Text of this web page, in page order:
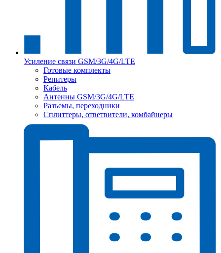
Усиление связи GSM/3G/4G/LTE
Готовые комплекты
Репитеры
Кабель
Антенны GSM/3G/4G/LTE
Разъемы, переходники
Сплиттеры, ответвители, комбайнеры